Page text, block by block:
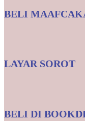
BELI
LAYAR SOROT
BELI DI